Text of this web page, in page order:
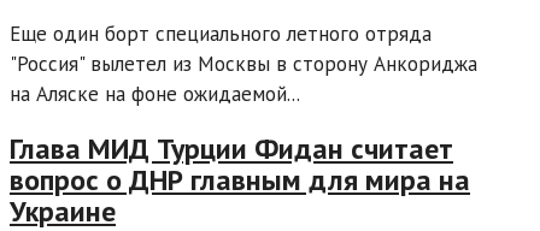
Еще один борт специального летного отряда
"Россия" вылетел из Москвы в сторону Анкориджа
на Аляске на фоне ожидаемой...
Глава МИД Турции Фидан считает
вопрос о ДНР главным для мира на
Украине